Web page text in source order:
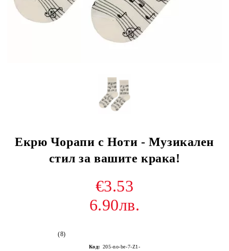
Екрю Чорапи с Ноти - Музикален
стил за вашите крака!
€3.53
6.90лв.
(8)
Код: 205-no-be-7-Z1-